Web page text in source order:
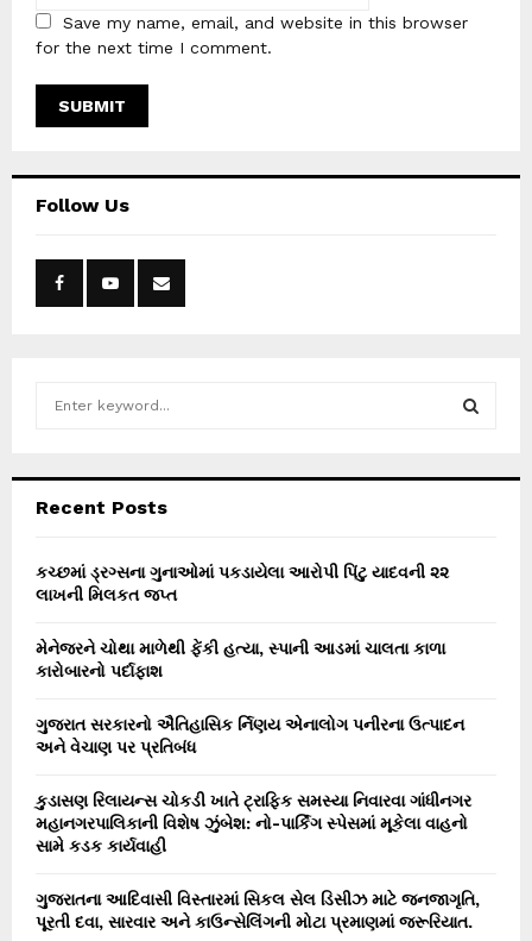
Save my name, email, and website in this browser
for the next time I comment.
Follow Us
h
o
r
Recent Posts
કચ્છમાં ડ્રગ્સના ગુનાઓમાં પકડાયેલા આરોપી પિંટુ યાદવની ૨૨
લાખની મિલકત જપ્ત
મેનેજરને ચોથા માળેથી ફેંકી હત્યા, સ્પાની આડમાં ચાલતા કાળા
કારોબારનો પર્દાફાશ
ગુજરાત સરકારનો ઐતિહાસિક ર્નિણય એનાલોગ પનીરના ઉત્પાદન
અને વેચાણ પર પ્રતિબંધ
કુડાસણ રિલાયન્સ ચોકડી ખાતે ટ્રાફિક સમસ્યા નિવારવા ગાંધીનગર
મહાનગરપાલિકાની વિશેષ ઝુંબેશ: નો-પાર્કિંગ સ્પેસમાં મૂકેલા વાહનો
સામે કડક કાર્યવાહી
ગુજરાતના આદિવાસી વિસ્તારમાં સિકલ સેલ ડિસીઝ માટે જનજાગૃતિ,
પૂરતી દવા, સારવાર અને કાઉન્સેલિંગની મોટા પ્રમાણમાં જરૂરિયાત.